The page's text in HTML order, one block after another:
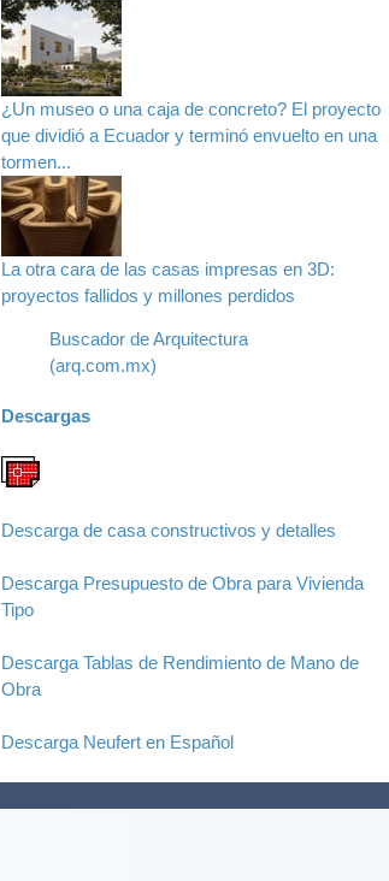
¿Un museo o una caja de concreto? El proyecto
que dividió a Ecuador y terminó envuelto en una
tormen...
La otra cara de las casas impresas en 3D:
proyectos fallidos y millones perdidos
Buscador de Arquitectura
(arq.com.mx)
Descargas
Descarga de casa constructivos y detalles
Descarga Presupuesto de Obra para Vivienda
Tipo
Descarga Tablas de Rendimiento de Mano de
Obra
Descarga Neufert en Español